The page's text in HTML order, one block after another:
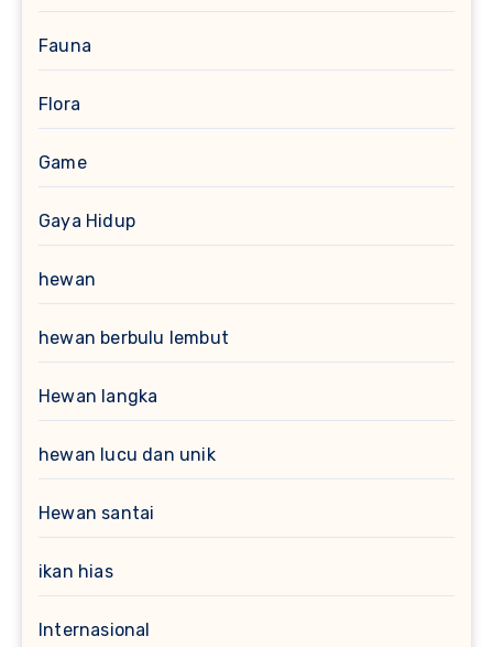
Fauna
Flora
Game
Gaya Hidup
hewan
hewan berbulu lembut
Hewan langka
hewan lucu dan unik
Hewan santai
ikan hias
Internasional